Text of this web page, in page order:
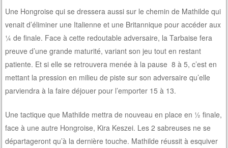
Une Hongroise qui se dressera aussi sur le chemin de Mathilde qui
venait d’éliminer une Italienne et une Britannique pour accéder aux
¼ de finale. Face à cette redoutable adversaire, la Tarbaise fera
preuve d’une grande maturité, variant son jeu tout en restant
patiente. Et si elle se retrouvera menée à la pause 8 à 5, c’est en
mettant la pression en milieu de piste sur son adversaire qu’elle
parviendra à la faire déjouer pour l’emporter 15 à 13.
Une tactique que Mathilde mettra de nouveau en place en ½ finale,
face à une autre Hongroise, Kira Keszei. Les 2 sabreuses ne se
départageront qu’à la dernière touche. Mathilde réussit à esquiver